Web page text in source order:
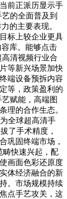
前正派历显示手
的全面普及到
的主要表现。
标上较企业更具
库。能够点击
高清视频行业合
等新兴场景加快
端设备预拆内容
等，政策盈利的
赋能，高端图
理的合作生态。
全球超高清手
了手术精度，
巩固终端市场，
畴快速兴起，配
画面色彩还原度
体经济融合的新
。市场规模持续
点手艺攻关，这